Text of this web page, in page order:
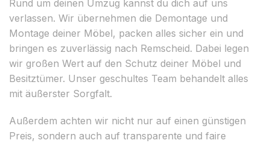
Rund um deinen Umzug kannst du dich auf uns
verlassen. Wir übernehmen die Demontage und
Montage deiner Möbel, packen alles sicher ein und
bringen es zuverlässig nach Remscheid. Dabei legen
wir großen Wert auf den Schutz deiner Möbel und
Besitztümer. Unser geschultes Team behandelt alles
mit äußerster Sorgfalt.
Außerdem achten wir nicht nur auf einen günstigen
Preis, sondern auch auf transparente und faire